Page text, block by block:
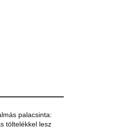
palacsinta:
töltelékkel lesz